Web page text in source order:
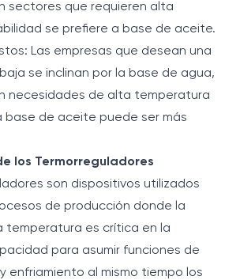
sectores que requieren alta
se prefiere a base de aceite.
Las empresas que desean una
se inclinan por la base de agua,
necesidades de alta temperatura
base de aceite puede ser más
los Termorreguladores
son dispositivos utilizados
de producción donde la
temperatura es crítica en la
para asumir funciones de
enfriamiento al mismo tiempo los